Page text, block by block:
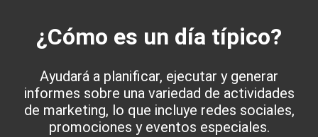
¿Cómo es un día típico?
Ayudará a planificar, ejecutar y generar
informes sobre una variedad de actividades
de marketing, lo que incluye redes sociales,
promociones y eventos especiales.